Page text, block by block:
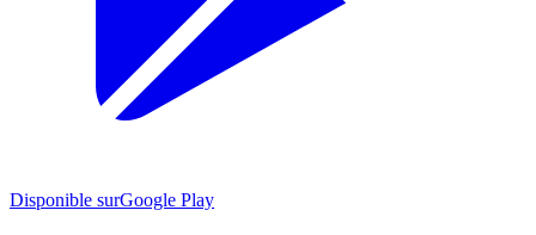
Disponible surGoogle Play